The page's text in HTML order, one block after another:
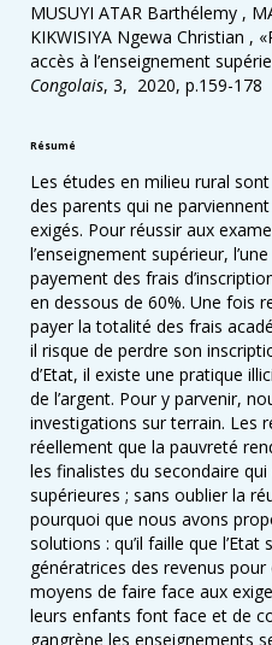
MUSUYI ATAR Barthélemy ,
KIKWISIYA Ngewa Christian , «
accès à l’enseignement
Congolais, 3, 2020, p.159-178
Résumé
Les études en milieu rural
des parents qui ne
exigés. Pour réussir aux
l’enseignement supérieur,
payement des frais
en dessous de 60%. Une fois
payer la totalité des frais
il risque de perdre son
d’Etat, il existe une pratique
de l’argent. Pour y parvenir,
investigations sur terrain. Les
réellement que la pauvreté
les finalistes du secondaire
supérieures ; sans oublier la
pourquoi que nous avons
solutions : qu’il faille que
génératrices des revenus
moyens de faire face aux
leurs enfants font face et de
gangrène les enseignements